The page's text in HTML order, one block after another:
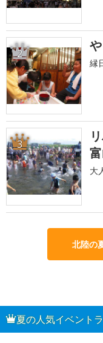
2
縁
3
大
北陸の
夏の人気イベント